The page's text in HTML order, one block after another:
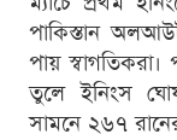
পাকিস্তান
পায়
তুলে ইনিংস
সামনে ২৬৭